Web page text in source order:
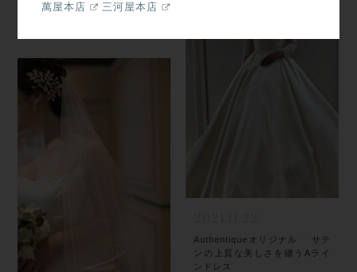
萬屋本店 三河屋本店
ーブ）【ドレスのご紹介】
Authentiqueオリジナル サテ
ンの上質な美しさを纏うAライ
ンドレス